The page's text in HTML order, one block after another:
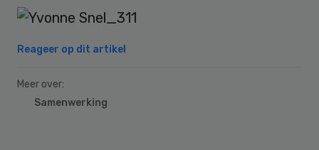
Reageer op dit artikel
Meer over:
Samenwerking